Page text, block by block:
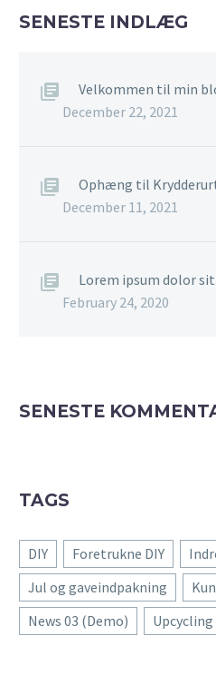
SENESTE INDLÆG
Velkommen til min
December 22, 2021
Ophæng til
December 11, 2021
Lorem ipsum dolor
February 24, 2020
SENESTE
TAGS
DIY Foretrukne DIY
Jul og gaveindpakning
News 03 (Demo)
Upcycling